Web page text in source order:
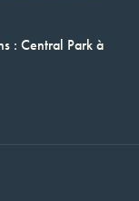
: Central Park à